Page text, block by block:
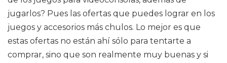
jugarlos? Pues las ofertas que puedes lograr en los
juegos y accesorios más chulos. Lo mejor es que
estas ofertas no están ahí sólo para tentarte a
comprar, sino que son realmente muy buenas y si